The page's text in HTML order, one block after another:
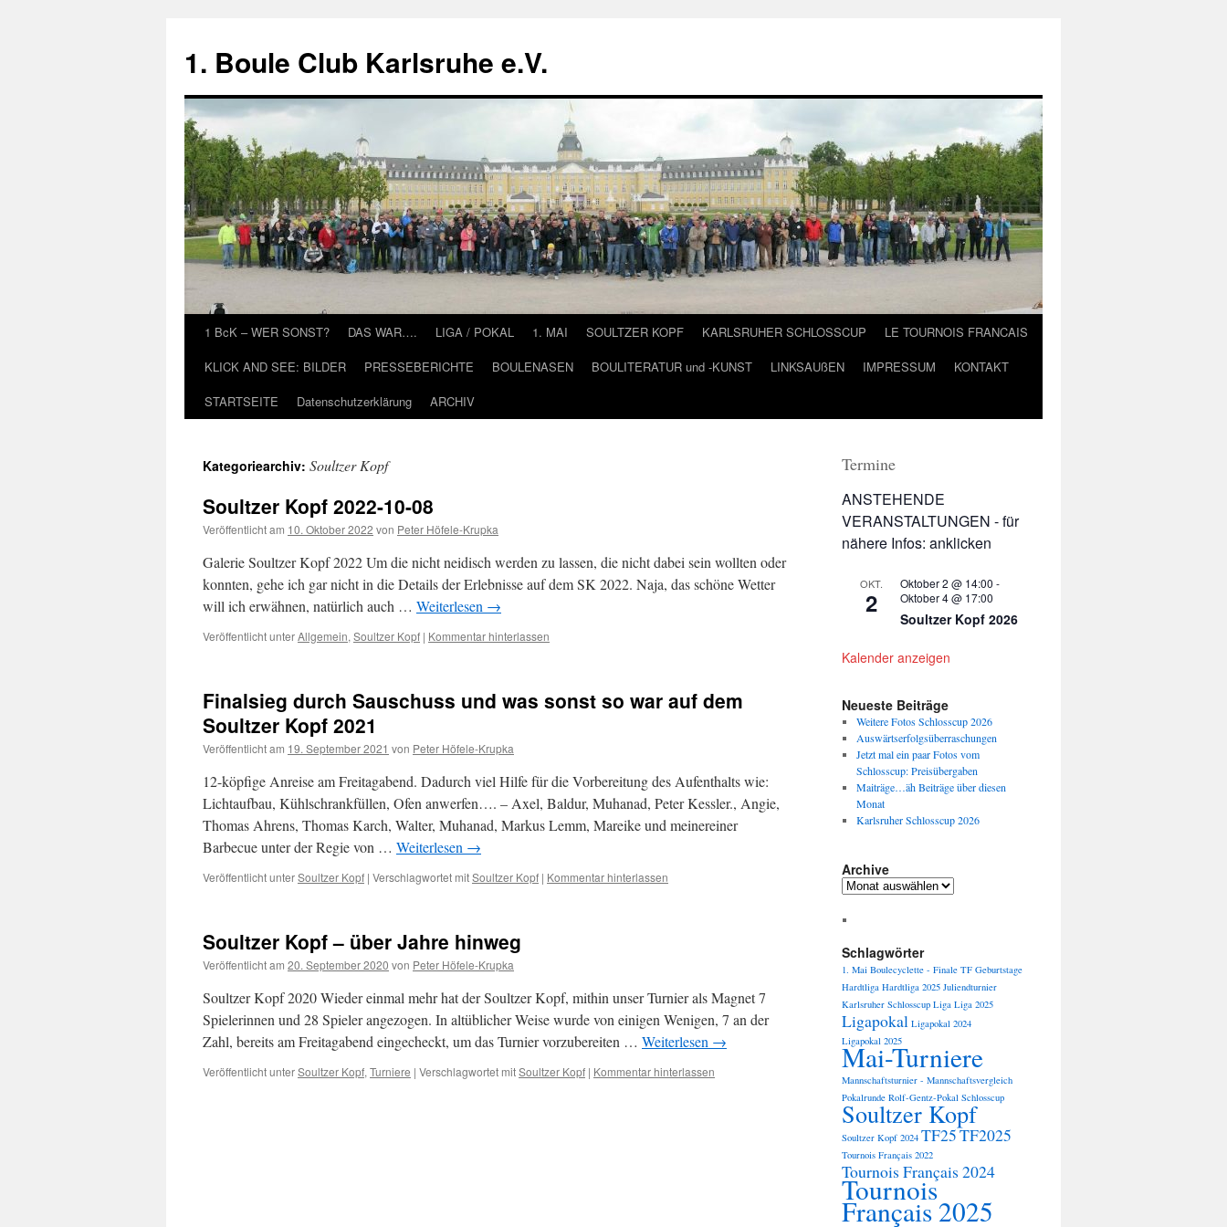
springen
1. Boule Club Karlsruhe e.V.
1 BcK – WER SONST? DAS WAR…. LIGA / POKAL 1. MAI SOULTZER KOPF KARLSRUHER SCHLOSSCUP
LE TOURNOIS FRANCAIS
KLICK AND SEE: BILDER
PRESSEBERICHTE BOULENASEN BOULITERATUR und -KUNST LINKSAUßEN IMPRESSUM
KONTAKT
STARTSEITE
Datenschutzerklärung ARCHIV
Kategoriearchiv: Soultzer Kopf
Soultzer Kopf 2022-10-08
Veröffentlicht am 10. Oktober 2022 von Peter Höfele-Krupka
Galerie Soultzer Kopf 2022 Um die nicht neidisch werden zu lassen, die nicht dabei sein wollten oder
konnten, gehe ich gar nicht in die Details der Erlebnisse auf dem SK 2022. Naja, das schöne Wetter
will ich erwähnen, natürlich auch … Weiterlesen →
Veröffentlicht unterAllgemein, Soultzer Kopf | Kommentar hinterlassen
Finalsieg durch Sauschuss und was sonst so war auf dem
Soultzer Kopf 2021
Veröffentlicht am 19. September 2021 von Peter Höfele-Krupka
12-köpfige Anreise am Freitagabend. Dadurch viel Hilfe für die Vorbereitung des Aufenthalts wie:
Lichtaufbau, Kühlschrankfüllen, Ofen anwerfen…. – Axel, Baldur, Muhanad, Peter Kessler., Angie,
Thomas Ahrens, Thomas Karch, Walter, Muhanad, Markus Lemm, Mareike und meinereiner
Barbecue unter der Regie von … Weiterlesen →
Veröffentlicht unterSoultzer Kopf | Verschlagwortet mitSoultzer Kopf | Kommentar hinterlassen
Soultzer Kopf – über Jahre hinweg
Veröffentlicht am 20. September 2020 von Peter Höfele-Krupka
Soultzer Kopf 2020 Wieder einmal mehr hat der Soultzer Kopf, mithin unser Turnier als Magnet 7
Spielerinnen und 28 Spieler angezogen. In altüblicher Weise wurde von einigen Wenigen, 7 an der
Zahl, bereits am Freitagabend eingecheckt, um das Turnier vorzubereiten … Weiterlesen →
Veröffentlicht unterSoultzer Kopf, Turniere | Verschlagwortet mitSoultzer Kopf | Kommentar hinterlassen
Termine
ANSTEHENDE
VERANSTALTUNGEN - für
nähere Infos: anklicken
OKT.
2
Oktober 2 @ 14:00 -
Oktober 4 @ 17:00
Soultzer Kopf 2026
Kalender anzeigen
Neueste Beiträge
Weitere Fotos Schlosscup 2026
Auswärtserfolgsüberraschungen
Jetzt mal ein paar Fotos vom
Schlosscup: Preisübergaben
Maiträge…äh Beiträge über diesen
Monat
Karlsruher Schlosscup 2026
Archive
Archive
Schlagwörter
1. Mai Boulecyclette - Finale TF Geburtstage
Hardtliga Hardtliga 2025 Juliendturnier
Karlsruher Schlosscup Liga Liga 2025
Ligapokal Ligapokal 2024
Ligapokal 2025
Mai-Turniere
Mannschaftsturnier - Mannschaftsvergleich
Pokalrunde Rolf-Gentz-Pokal Schlosscup
Soultzer Kopf
Soultzer Kopf 2024 TF25TF2025
Tournois Français 2022
Tournois Français 2024
Tournois
Français 2025